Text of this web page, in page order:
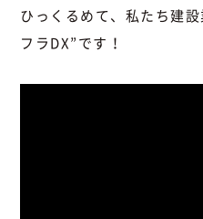
ひっくるめて、私たち建
フラDX”です！